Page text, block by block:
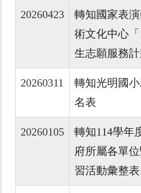
20260423
轉知國家表
術文化中心
生志願服務
20260311
轉知光明國
名表
20260105
轉知114學年
府所屬各單
習活動彙整